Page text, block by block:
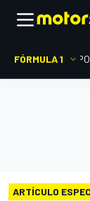
FÓRMULA 1
ARTÍCULO